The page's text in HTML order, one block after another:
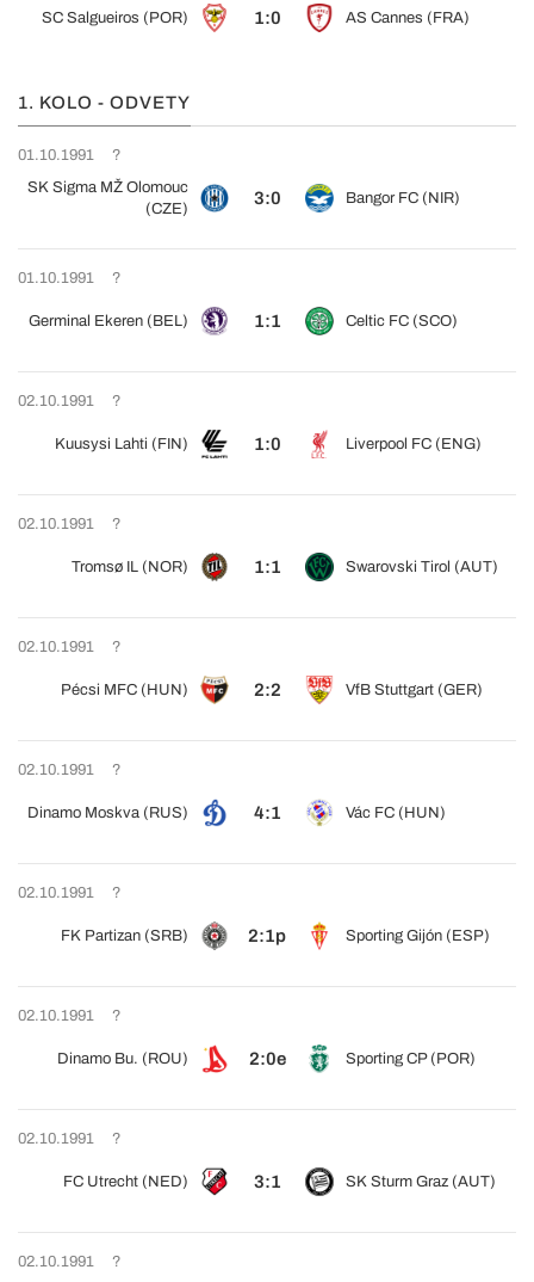
SC Salgueiros (POR) 1:0 AS Cannes (FRA)
1. KOLO - ODVETY
01.10.1991
?
SK Sigma MŽ Olomouc
(CZE)
3:0 Bangor FC (NIR)
01.10.1991 ?
Germinal Ekeren (BEL) 1:1 Celtic FC (SCO)
02.10.1991 ?
Kuusysi Lahti (FIN) 1:0 Liverpool FC (ENG)
02.10.1991 ?
Tromsø IL (NOR) 1:1 Swarovski Tirol (AUT)
02.10.1991 ?
Pécsi MFC (HUN) 2:2 VfB Stuttgart (GER)
02.10.1991 ?
Dinamo Moskva (RUS) 4:1 Vác FC (HUN)
02.10.1991 ?
FK Partizan (SRB) 2:1p Sporting Gijón (ESP)
02.10.1991 ?
Dinamo Bu. (ROU) 2:0e Sporting CP (POR)
02.10.1991 ?
FC Utrecht (NED) 3:1 SK Sturm Graz (AUT)
02.10.1991 ?